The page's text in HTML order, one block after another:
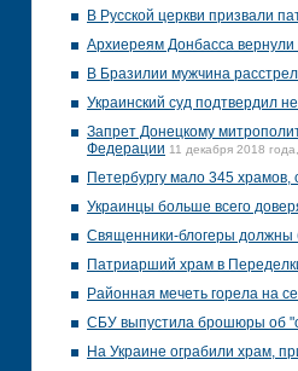
В Русской церкви призвали
Архиереям Донбасса вернули
В Бразилии мужчина
Украинский суд подтвердил
Запрет Донецкому
Федерации 11 декабря 2018
Петербургу мало 345
Украинцы больше всего
Священники-блогеры должны
Патриарший храм в
Районная мечеть горела на
СБУ выпустила брошюры об
На Украине ограбили храм,